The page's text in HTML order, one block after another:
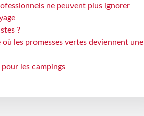
ne peuvent plus ignorer
?
les promesses vertes deviennent une
les campings